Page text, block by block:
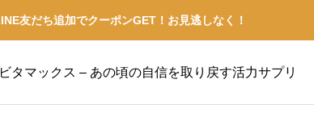
友だち追加でクーポンGET！お見逃しなく！
タマックス – あの頃の自信を取り戻す活力サプリ